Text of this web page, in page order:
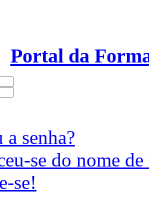
Portal da
a senha?
se do nome
se!